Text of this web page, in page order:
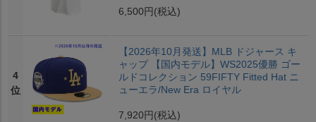
6,500円 (税込)
4
位
【2026年10月発送】MLB ドジャース キ
ャップ 【国内モデル】WS2025優勝 ゴー
ルドコレクション 59FIFTY Fitted Hat ニ
ューエラ/New Era ロイヤル
7,920円 (税込)